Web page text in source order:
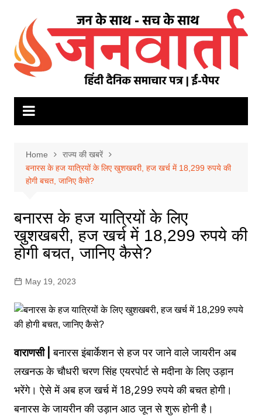
content
Home
राज्य की खबरें
बनारस के हज यात्रियों के लिए खुशखबरी, हज खर्च में 18,299 रुपये की
होगी बचत, जानिए कैसे?
बनारस के हज यात्रियों के लिए
खुशखबरी, हज खर्च में 18,299 रुपये की
होगी बचत, जानिए कैसे?
May 19, 2023
वाराणसी |बनारस इंबार्केशन से हज पर जाने वाले जायरीन अब
लखनऊ के चौधरी चरण सिंह एयरपोर्ट से मदीना के लिए उड़ान
भरेंगे। ऐसे में अब हज खर्च में 18,299 रुपये की बचत होगी।
बनारस के जायरीन की उड़ान आठ जून से शुरू होनी है।